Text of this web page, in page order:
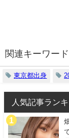
関連キーワード
東京都出身
人気記事ラン